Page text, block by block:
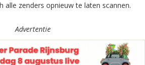
alle zenders opnieuw te laten scannen.
Advertentie